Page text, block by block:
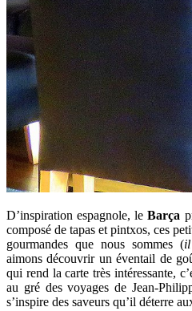
D’inspiration espagnole, leBarça
composé de tapas et pintxos, ces
gourmandes que nous sommes (
aimons découvrir un éventail de
qui rend la carte très intéressante,
au gré des voyages de Jean-
s’inspire des saveurs qu’il déterre